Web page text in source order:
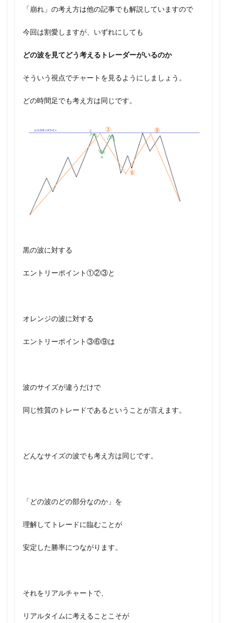
「崩れ」の考え方は他の記事でも解説していますので
今回は割愛しますが、いずれにしても
どの波を見てどう考えるトレーダーがいるのか
そういう視点でチャートを見るようにしましょう。
どの時間足でも考え方は同じです。
黒の波に対する
エントリーポイント①②③と
オレンジの波に対する
エントリーポイント③⑥⑨は
波のサイズが違うだけで
同じ性質のトレードであるということが言えます。
どんなサイズの波でも考え方は同じです。
「どの波のどの部分なのか」を
理解してトレードに臨むことが
安定した勝率につながります。
それをリアルチャートで、
リアルタイムに考えることこそが